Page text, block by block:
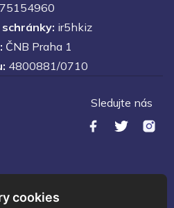
cookies
75154960
ir5hkiz
ČNB Praha 1
4800881/0710
Sledujte nás